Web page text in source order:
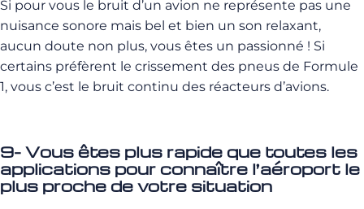
Si pour vous le bruit d’un avion ne représente pas une
nuisance sonore mais bel et bien un son relaxant,
aucun doute non plus, vous êtes un passionné ! Si
certains préfèrent le crissement des pneus de Formule
1, vous c’est le bruit continu des réacteurs d’avions.
9- Vous êtes plus rapide que toutes les
applications pour connaître l’aéroport le
plus proche de votre situation